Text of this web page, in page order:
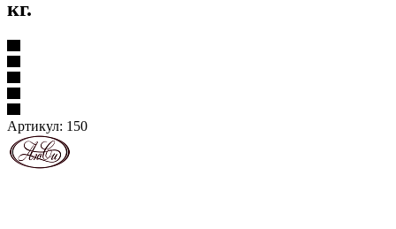
кг.
Артикул: 150